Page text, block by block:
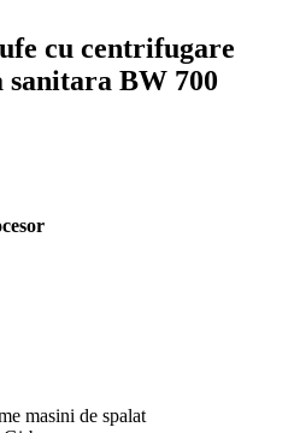
cu centrifugare
BW 700